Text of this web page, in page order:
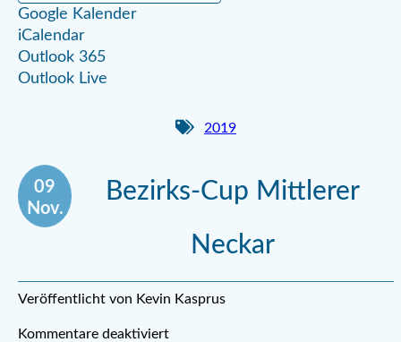
Google Kalender
iCalendar
Outlook 365
Outlook Live
2019
09
Nov.
Bezirks-Cup Mittlerer
Neckar
Veröffentlicht von Kevin Kasprus
Kommentare deaktiviert